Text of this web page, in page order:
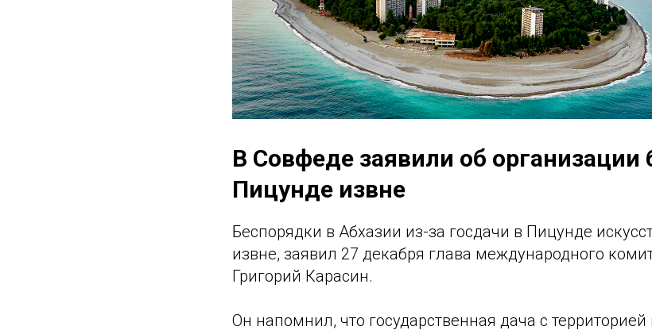
В Совфеде заявили об организации
Пицунде извне
Беспорядки в Абхазии из-за госдачи в Пицунде
извне, заявил 27 декабря глава международного
Григорий Карасин.
Он напомнил, что государственная дача с территорией